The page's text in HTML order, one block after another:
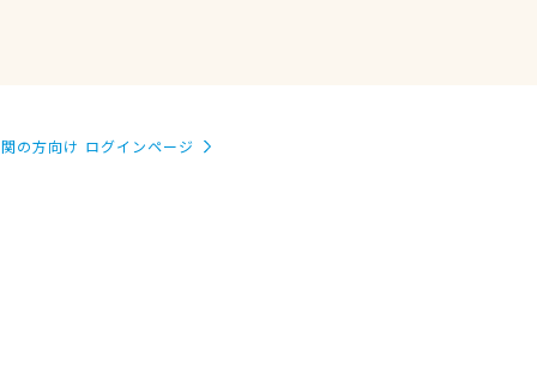
の方向け ログインページ